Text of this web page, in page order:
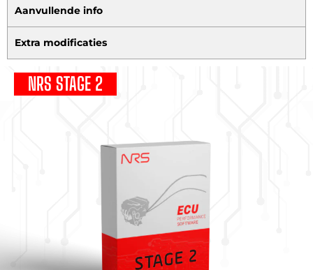
Aanvullende info
Extra modificaties
NRS STAGE 2